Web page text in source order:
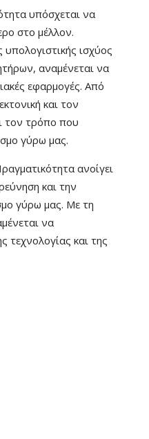
υπόσχεται να
στο μέλλον.
ισχύος
αναμένεται να
εφαρμογές. Από
και τον
τον τρόπο που
γύρω μας.
ανοίγει
και την
γύρω μας. Με τη
να
τεχνολογίας και της